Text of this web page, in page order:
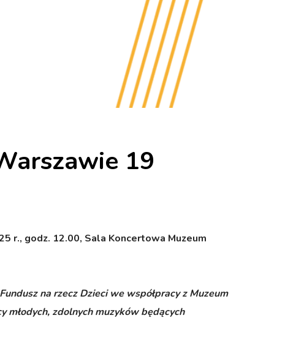
19
r., godz. 12.00, Sala Koncertowa Muzeum
na rzecz Dzieci we współpracy z Muzeum
młodych, zdolnych muzyków będących